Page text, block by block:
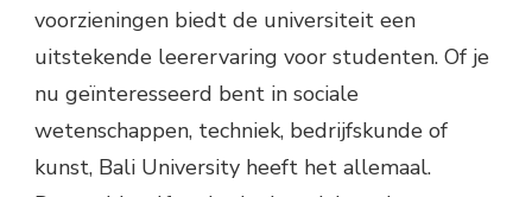
voorzieningen biedt de universiteit een
uitstekende leerervaring voor studenten. Of je
nu geïnteresseerd bent in sociale
wetenschappen, techniek, bedrijfskunde of
kunst, Bali University heeft het allemaal.